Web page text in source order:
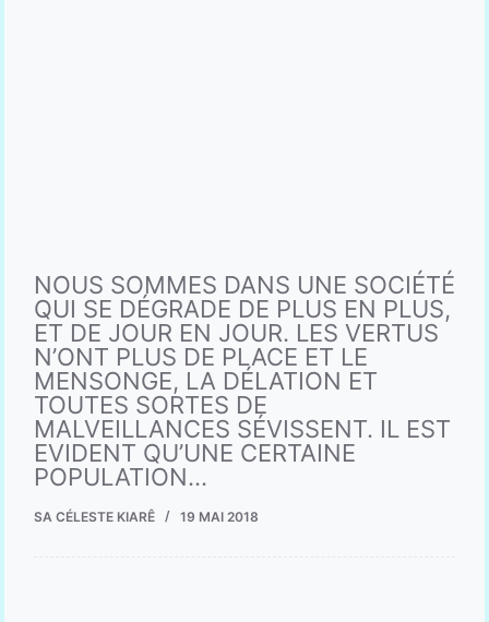
NOUS SOMMES DANS UNE SOCIÉTÉ
QUI SE DÉGRADE DE PLUS EN PLUS,
ET DE JOUR EN JOUR. LES VERTUS
N’ONT PLUS DE PLACE ET LE
MENSONGE, LA DÉLATION ET
TOUTES SORTES DE
MALVEILLANCES SÉVISSENT. IL EST
EVIDENT QU’UNE CERTAINE
POPULATION…
SA CÉLESTE KIARÊ 19 MAI 2018